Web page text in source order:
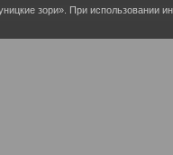
зори». При использовании